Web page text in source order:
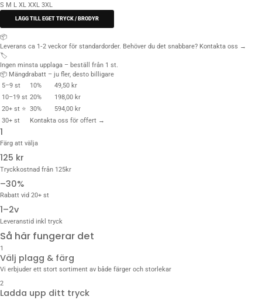
S M L XL XXL 3XL
LÄGG TILL EGET TRYCK / BRODYR
📦
Leverans ca 1‑2 veckor för standardorder. Behöver du det snabbare? Kontakta oss →
🏷️
Ingen minsta upplaga – beställ från 1 st.
📦 Mängdrabatt – ju fler, desto billigare
5–9 st
10%
49,50 kr
10–19 st 20%
198,00 kr
20+ st ⭐ 30%
594,00 kr
30+ st
Kontakta oss för offert →
1
Färg att välja
125 kr
Tryckkostnad från 125kr
–30%
Rabatt vid 20+ st
1–2v
Leveranstid inkl tryck
Så här fungerar det
1
Välj plagg & färg
Vi erbjuder ett stort sortiment av både färger och storlekar
2
Ladda upp ditt tryck